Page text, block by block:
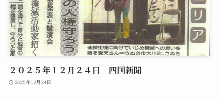
２０２５年１２月２４日 四国新聞
2025年12月24日